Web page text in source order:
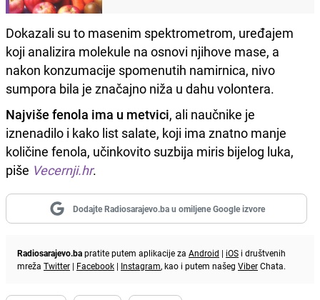
Dokazali su to masenim spektrometrom, uređajem
koji analizira molekule na osnovi njihove mase, a
nakon konzumacije spomenutih namirnica, nivo
sumpora bila je značajno niža u dahu volontera.
Najviše fenola ima u metvici, ali naučnike je
iznenadilo i kako list salate, koji ima znatno manje
količine fenola, učinkovito suzbija miris bijelog luka,
piše Vecernji.hr.
Dodajte Radiosarajevo.ba u omiljene Google izvore
Radiosarajevo.bapratite putem aplikacije za Android | iOS i društvenih
mreža Twitter | Facebook | Instagram, kao i putem našeg ViberChata.